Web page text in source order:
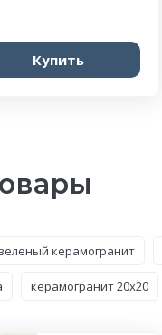
Купить
зеленый керамогранит
керамогранит 20x20